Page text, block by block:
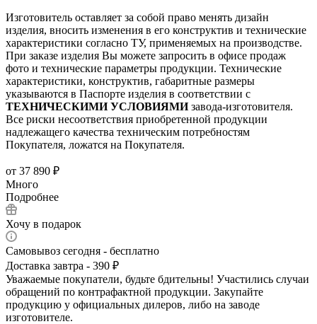
Изготовитель оставляет за собой право менять дизайн
изделия, вносить изменения в его конструктив и технические
характеристики согласно ТУ, применяемых на производстве.
При заказе изделия Вы можете запросить в офисе продаж
фото и технические параметры продукции. Технические
характеристики, конструктив, габаритные размеры
указываются в Паспорте изделия в соответствии с
ТЕХНИЧЕСКИМИ УСЛОВИЯМИзавода-изготовителя.
Все риски несоответствия приобретенной продукции
надлежащего качества техническим потребностям
Покупателя, ложатся на Покупателя.
от 37 890 ₽
Много
Подробнее
Хочу в подарок
Самовывоз сегодня - бесплатно
Доставка завтра - 390 ₽
Уважаемые покупатели, будьте бдительны! Участились случаи
обращений по контрафактной продукции. Закупайте
продукцию у официальных дилеров, либо на заводе
изготовителе.